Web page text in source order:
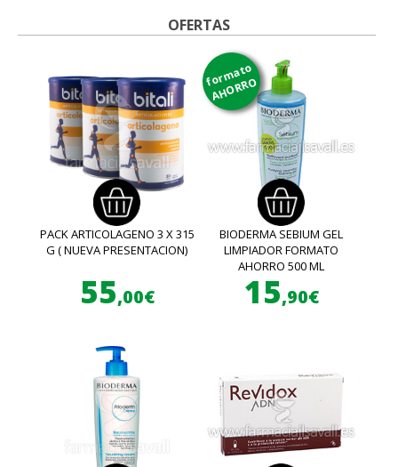
OFERTAS
PACK ARTICOLAGENO 3 X 315
G ( NUEVA PRESENTACION)
55,00€
formato
AHORRO
BIODERMA SEBIUM GEL
LIMPIADOR FORMATO
AHORRO 500 ML
15,90€